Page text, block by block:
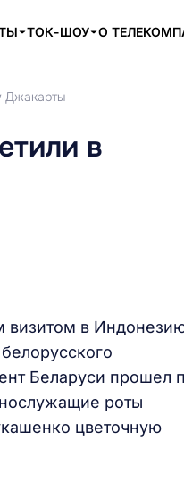
ТОК-ШОУ О
Джакарты
в
визитом в
Беларуси прошел
роты
цветочную